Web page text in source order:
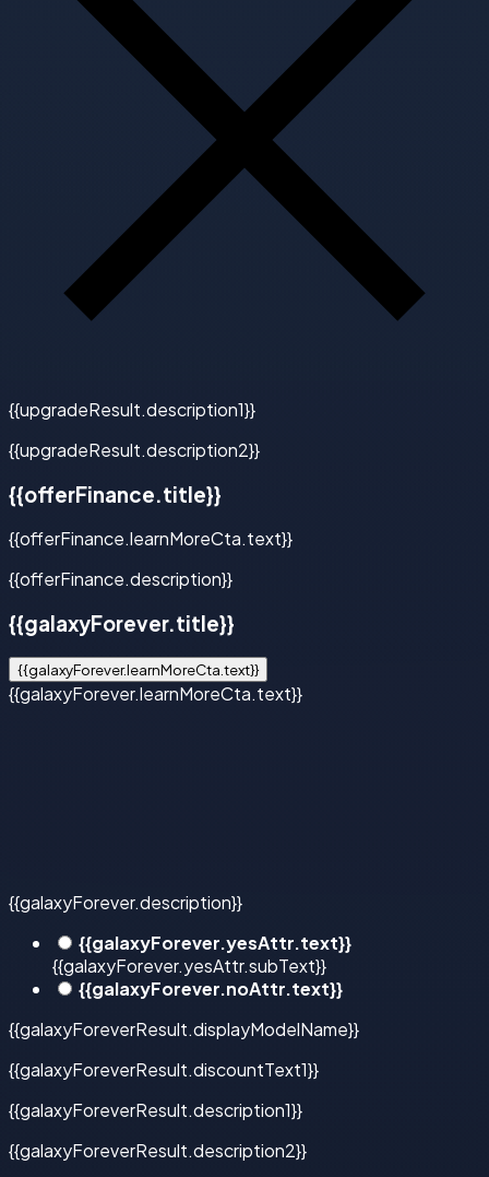
{{upgradeResult.description1}}
{{upgradeResult.description2}}
{{offerFinance.title}}
{{offerFinance.learnMoreCta.text}}
{{offerFinance.description}}
{{galaxyForever.title}}
{{galaxyForever.learnMoreCta.text}}
{{galaxyForever.learnMoreCta.text}}
{{galaxyForever.description}}
{{galaxyForever.yesAttr.text}}
{{galaxyForever.yesAttr.subText}}
{{galaxyForever.noAttr.text}}
{{galaxyForeverResult.displayModelName}}
{{galaxyForeverResult.discountText1}}
{{galaxyForeverResult.description1}}
{{galaxyForeverResult.description2}}